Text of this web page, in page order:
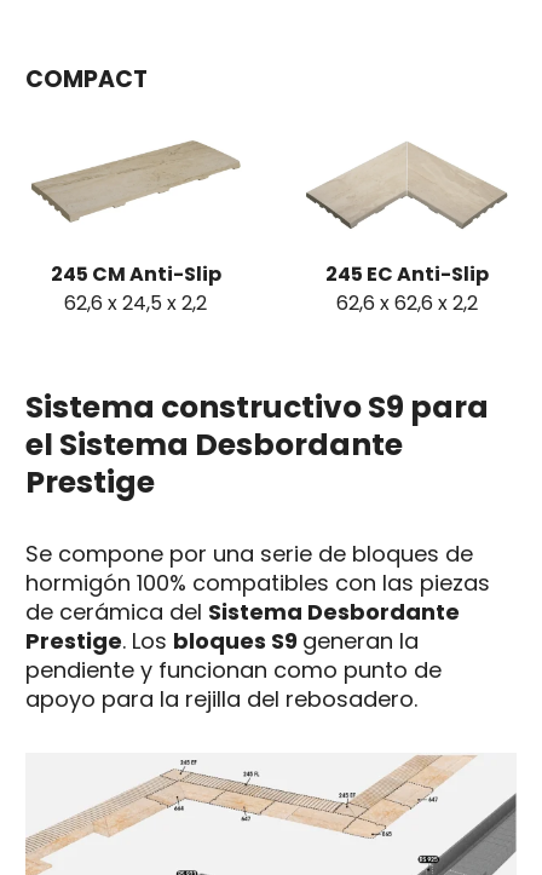
COMPACT
245 CM Anti-Slip
62,6 x 24,5 x 2,2
245 EC Anti-Slip
62,6 x 62,6 x 2,2
Sistema constructivo S9 para
el Sistema Desbordante
Prestige
Se compone por una serie de bloques de
hormigón 100% compatibles con las piezas
de cerámica del Sistema Desbordante
Prestige. Los bloques S9 generan la
pendiente y funcionan como punto de
apoyo para la rejilla del rebosadero.